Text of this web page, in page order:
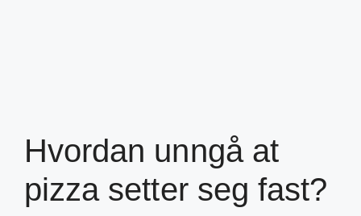
Hvordan unngå at
pizza setter seg fast?